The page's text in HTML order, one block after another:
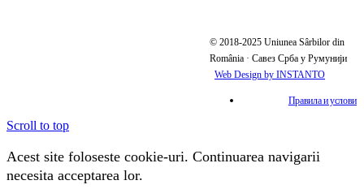
© 2018-2025 Uniunea Sârbilor din
România · Савез Срба у Румунији
Web Design by INSTANTO
Правила и услови
Scroll to top
Acest site foloseste cookie-uri. Continuarea navigarii
necesita acceptarea lor.